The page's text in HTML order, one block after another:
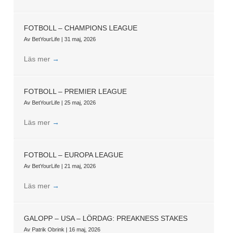
FOTBOLL – CHAMPIONS LEAGUE
Av BetYourLife | 31 maj, 2026
Läs mer →
FOTBOLL – PREMIER LEAGUE
Av BetYourLife | 25 maj, 2026
Läs mer →
FOTBOLL – EUROPA LEAGUE
Av BetYourLife | 21 maj, 2026
Läs mer →
GALOPP – USA – LÖRDAG: PREAKNESS STAKES
Av Patrik Obrink | 16 maj, 2026